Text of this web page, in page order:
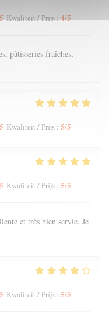
Kwaliteit / Prijs:4/5
pâtisseries fraîches,
Kwaliteit / Prijs : 5/5
Kwaliteit / Prijs : 5/5
et très bien servie. Je
Kwaliteit / Prijs : 5/5